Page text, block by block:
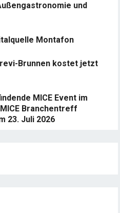
und
Montafon
Brunnen kostet jetzt
MICE Event im
Branchentreff
23. Juli 2026